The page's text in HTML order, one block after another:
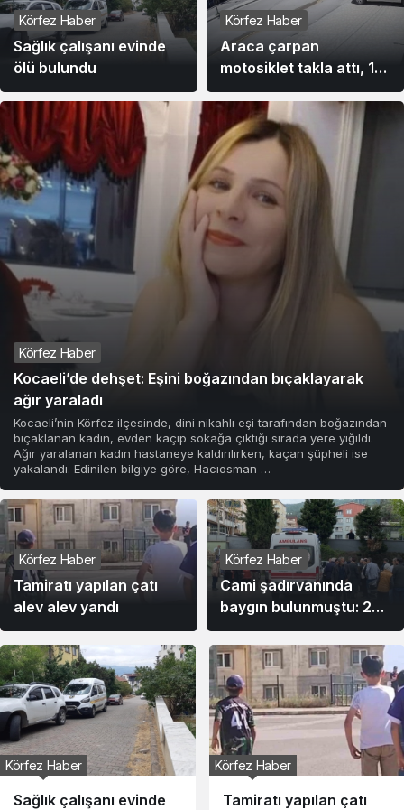
Körfez Haber
Kocaeli’de dehşet: Eşini boğazından bıçaklayarak
ağır yaraladı
Kocaeli’nin Körfez ilçesinde, dini nikahlı eşi tarafından boğazından
bıçaklanan kadın, evden kaçıp sokağa çıktığı sırada yere yığıldı.
Ağır yaralanan kadın hastaneye kaldırılırken, kaçan şüpheli ise
yakalandı. Edinilen bilgiye göre, Hacıosman …
Körfez Haber
Sağlık çalışanı evinde
ölü bulundu
Körfez Haber
Tamiratı yapılan çatı
alev alev yandı
Körfez Haber
Araca çarpan
motosiklet takla attı, 1
kişi yaralandı
Körfez Haber
Cami şadırvanında
baygın bulunmuştu: 24
günlük yaşam
mücadelesini kaybetti
Körfez Haber
Tamiratı yapılan çatı
Körfez Haber
Araca çarpan